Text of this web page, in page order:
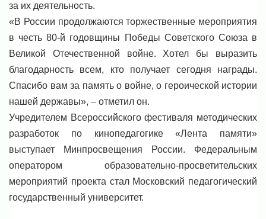
за их деятельность.
«В России продолжаются торжественные мероприятия
в честь 80-й годовщины Победы Советского Союза в
Великой Отечественной войне. Хотел бы выразить
благодарность всем, кто получает сегодня награды.
Спасибо вам за память о войне, о героической истории
нашей державы», – отметил он.
Учредителем Всероссийского фестиваля методических
разработок по кинопедагогике «Лента памяти»
выступает Минпросвещения России. Федеральным
оператором образовательно-просветительских
мероприятий проекта стал Московский педагогический
государственный университет.